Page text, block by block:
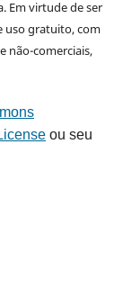
Em virtude de ser
uso gratuito, com
não-comerciais,
ou seu